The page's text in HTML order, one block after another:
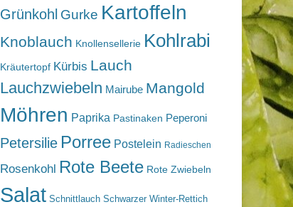
Grünkohl Gurke Kartoffeln
Knoblauch Knollensellerie Kohlrabi
Kräutertopf Kürbis Lauch
Lauchzwiebeln Mairube Mangold
Möhren Paprika Pastinaken Peperoni
Petersilie Porree Postelein Radieschen
Rosenkohl Rote Beete Rote Zwiebeln
Salat Schnittlauch Schwarzer Winter-Rettich